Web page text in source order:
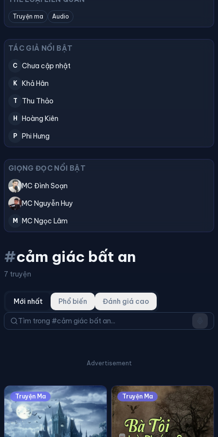
Truyện ma Audio
TÁC GIẢ NỔI BẬT
C Chưa cập nhật
K Khả Hân
T Thu Thảo
H Hoàng Kiên
P Phi Hưng
GIỌNG ĐỌC NỔI BẬT
MC Đình Soạn
MC Nguyễn Huy
M MC Ngọc Lâm
#cảm giác bất an
7 truyện
Mới nhất Phổ biến Đánh giá cao
Advertisement
Truyện Ma Truyện Ma